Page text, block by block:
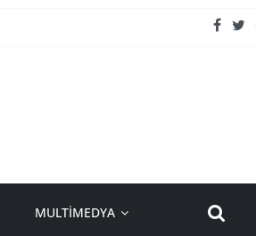
MULTİMEDYA